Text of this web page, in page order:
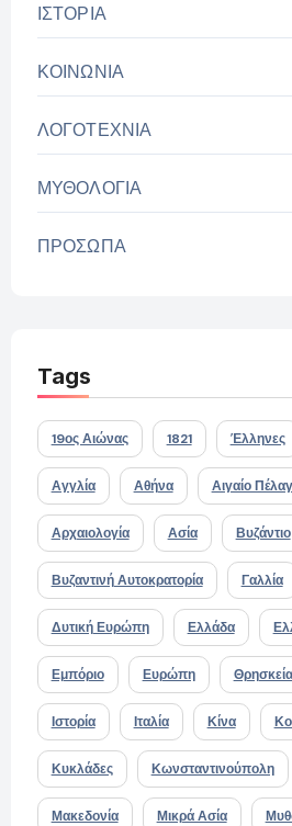
ΙΣΤΟΡΙΑ
ΚΟΙΝΩΝΙΑ
ΛΟΓΟΤΕΧΝΙΑ
ΜΥΘΟΛΟΓΙΑ
ΠΡΟΣΩΠΑ
Tags
19ος Αιώνας 1821 Έλληνες
Αγγλία Αθήνα Αιγαίο
Αρχαιολογία Ασία Βυζάντιο
Βυζαντινή Αυτοκρατορία Γαλλία
Δυτική Ευρώπη Ελλάδα
Εμπόριο Ευρώπη Θρησκεία
Ιστορία Ιταλία Κίνα
Κυκλάδες Κωνσταντινούπολη
Μακεδονία Μικρά Ασία